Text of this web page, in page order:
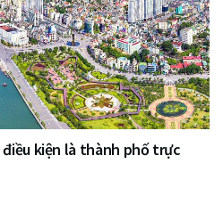
kiện là thành phố trực